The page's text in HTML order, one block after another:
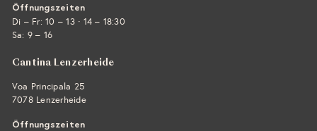
Öffnungszeiten
Di – Fr: 10 – 13 · 14 – 18:30
Sa: 9 – 16
Cantina Lenzerheide
Voa Principala 25
7078 Lenzerheide
Öffnungszeiten